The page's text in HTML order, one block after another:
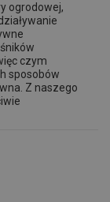
ogrodowej,
czym
sposobów
Z naszego